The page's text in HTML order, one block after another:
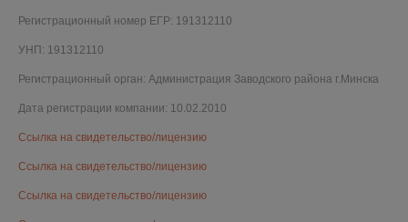
Регистрационный номер ЕГР: 191312110
УНП: 191312110
Регистрационный орган: Администрация Заводского района г.Минска
Дата регистрации компании: 10.02.2010
Ссылка на свидетельство/лицензию
Ссылка на свидетельство/лицензию
Ссылка на свидетельство/лицензию